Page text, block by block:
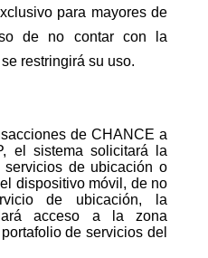
para mayores de
de no contar con la
restringirá su uso.
de CHANCE a
el sistema solicitará la
de ubicación o
dispositivo móvil, de no
de ubicación, la
acceso a la zona
de servicios del